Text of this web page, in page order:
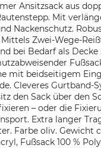
Ansitzsack aus
Mit
Nackenschutz.
Zwei-Wege-
bei Bedarf als Decke
mit beidseitigem
Cleveres Gurtband-
den Sack über den
– oder die
Extra langer
Farbe oliv. Gewicht
Fußsack 100 %